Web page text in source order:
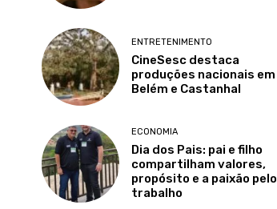
ENTRETENIMENTO
CineSesc destaca
produções nacionais em
Belém e Castanhal
ECONOMIA
Dia dos Pais: pai e filho
compartilham valores,
propósito e a paixão pelo
trabalho